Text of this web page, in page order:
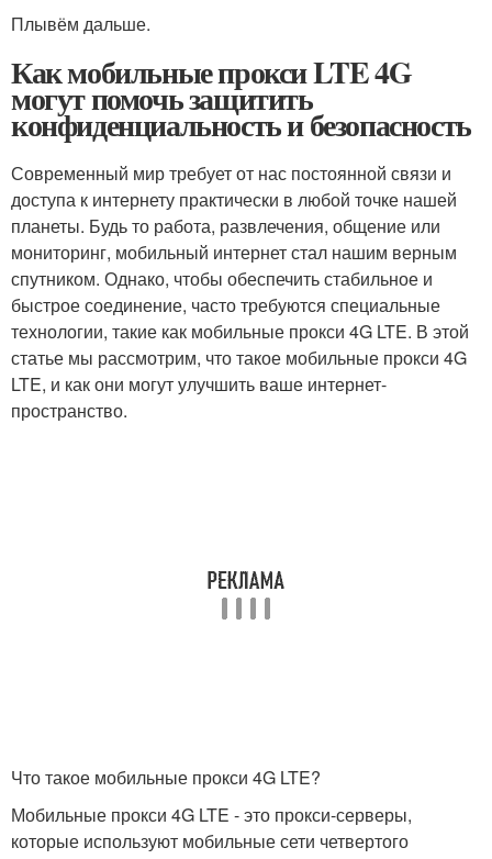
Плывём дальше.
Как мобильные прокси LTE 4G
могут помочь защитить
конфиденциальность и безопасность
Современный мир требует от нас постоянной связи и
доступа к интернету практически в любой точке нашей
планеты. Будь то работа, развлечения, общение или
мониторинг, мобильный интернет стал нашим верным
спутником. Однако, чтобы обеспечить стабильное и
быстрое соединение, часто требуются специальные
технологии, такие как мобильные прокси 4G LTE. В этой
статье мы рассмотрим, что такое мобильные прокси 4G
LTE, и как они могут улучшить ваше интернет-
пространство.
Что такое мобильные прокси 4G LTE?
Мобильные прокси 4G LTE - это прокси-серверы,
которые используют мобильные сети четвертого